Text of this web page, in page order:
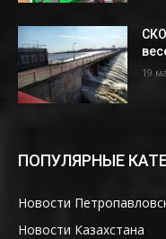
19
ПОПУЛЯРНЫЕ
Новости
Новости Казахстана